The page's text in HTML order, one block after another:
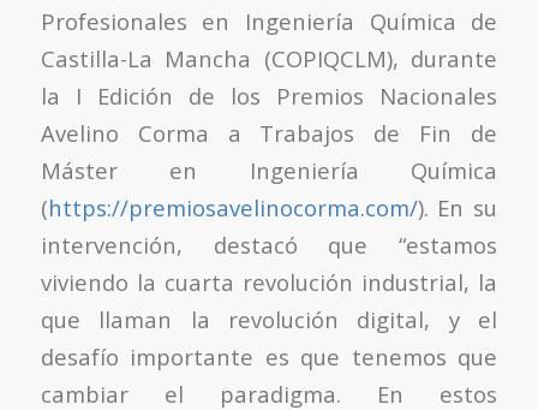
Profesionales en Ingeniería Química de
Castilla-La Mancha (COPIQCLM), durante
la I Edición de los Premios Nacionales
Avelino Corma a Trabajos de Fin de
Máster en Ingeniería Química
(https://premiosavelinocorma.com/). En su
intervención, destacó que “estamos
viviendo la cuarta revolución industrial, la
que llaman la revolución digital, y el
desafío importante es que tenemos que
cambiar el paradigma. En estos